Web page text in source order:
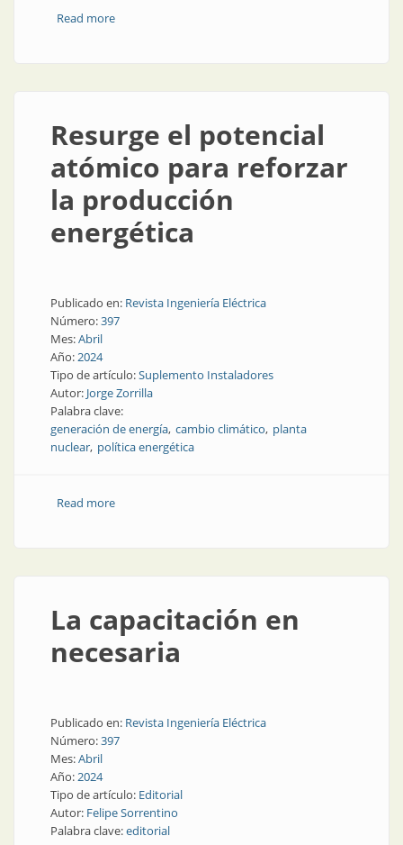
Read moreabout Los veinte años de CADIEEL
Resurge el potencial
atómico para reforzar
la producción
energética
Publicado en: Revista Ingeniería Eléctrica
Número:397
Mes:Abril
Año:2024
Tipo de artículo:Suplemento Instaladores
Autor: Jorge Zorrilla
Palabra clave:
generación de energía cambio climático planta
nuclear política energética
Read moreabout Resurge el potencial atómico para reforzar la
La capacitación en
necesaria
Publicado en: Revista Ingeniería Eléctrica
Número:397
Mes:Abril
Año:2024
Tipo de artículo: Editorial
Autor: Felipe Sorrentino
Palabra clave:editorial